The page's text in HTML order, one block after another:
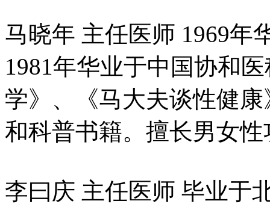
马晓年 主任医师 1969年
1981年华业于中国协和
学》、《马大夫谈性健
和科普书籍。擅长男女
李曰庆 主任医师 毕业于